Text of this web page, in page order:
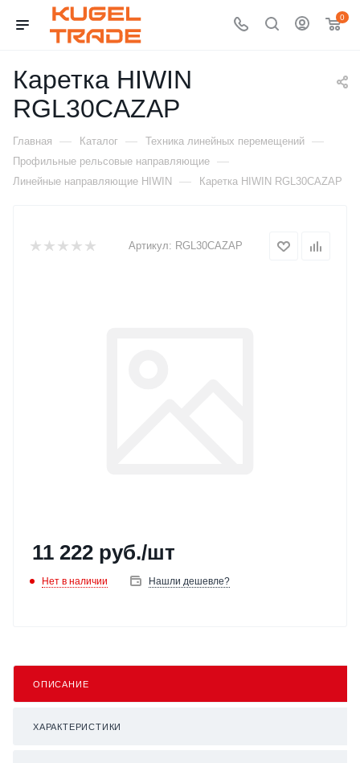
0
Каретка HIWIN
RGL30CAZAP
Главная — Каталог — Техника линейных перемещений —
Профильные рельсовые направляющие —
Линейные направляющие HIWIN — Каретка HIWIN RGL30CAZAP
Артикул: RGL30CAZAP
11 222 руб./шт
Нет в наличии Нашли дешевле?
ОПИСАНИЕ
ХАРАКТЕРИСТИКИ